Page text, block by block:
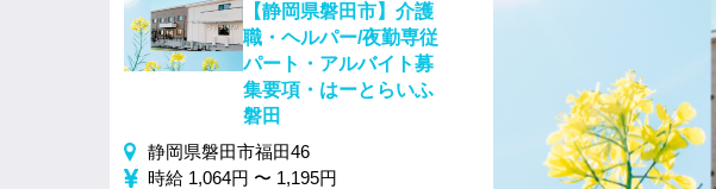
【静岡県磐田市】介護
職・ヘルパー/夜勤専従
パート・アルバイト募
集要項・はーとらいふ
磐田
静岡県磐田市福田46
時給 1,064円 〜 1,195円